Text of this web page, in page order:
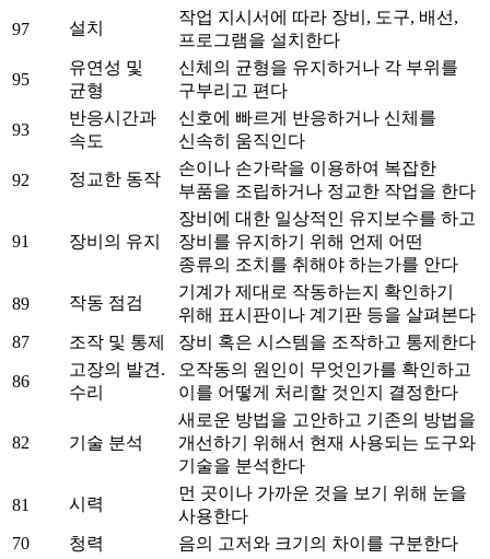
97 설치
작업 지시서에 따라 장비, 도구, 배선,
프로그램을 설치한다
95
유연성 및
균형
신체의 균형을 유지하거나 각 부위를
구부리고 편다
93
반응시간과
속도
신호에 빠르게 반응하거나 신체를
신속히 움직인다
92 정교한 동작
손이나 손가락을 이용하여 복잡한
부품을 조립하거나 정교한 작업을 한다
91 장비의 유지
장비에 대한 일상적인 유지보수를 하고
장비를 유지하기 위해 언제 어떤
종류의 조치를 취해야 하는가를 안다
89 작동 점검
기계가 제대로 작동하는지 확인하기
위해 표시판이나 계기판 등을 살펴본다
87
조작 및 통제 장비 혹은 시스템을 조작하고 통제한다
86
고장의 발견.
수리
오작동의 원인이 무엇인가를 확인하고
이를 어떻게 처리할 것인지 결정한다
82 기술 분석
새로운 방법을 고안하고 기존의 방법을
개선하기 위해서 현재 사용되는 도구와
기술을 분석한다
81 시력
먼 곳이나 가까운 것을 보기 위해 눈을
사용한다
70
청력 음의 고저와 크기의 차이를 구분한다